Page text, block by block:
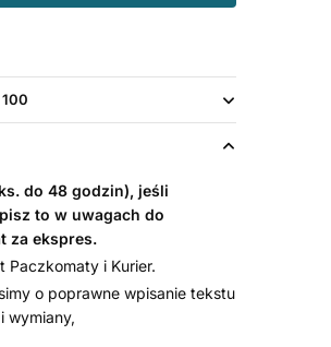
do 48 godzin), jeśli
to w uwagach do
za ekspres.
Paczkomaty i Kurier.
o poprawne wpisanie tekstu
wymiany,